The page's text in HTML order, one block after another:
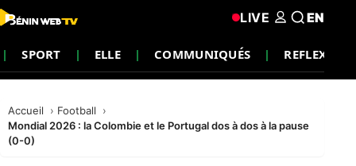
SPORT ELLE COMMUNIQUÉS
LIVE EN
Accueil
Football
Mondial 2026 : la Colombie et le Portugal dos à dos à la pause
(0-0)